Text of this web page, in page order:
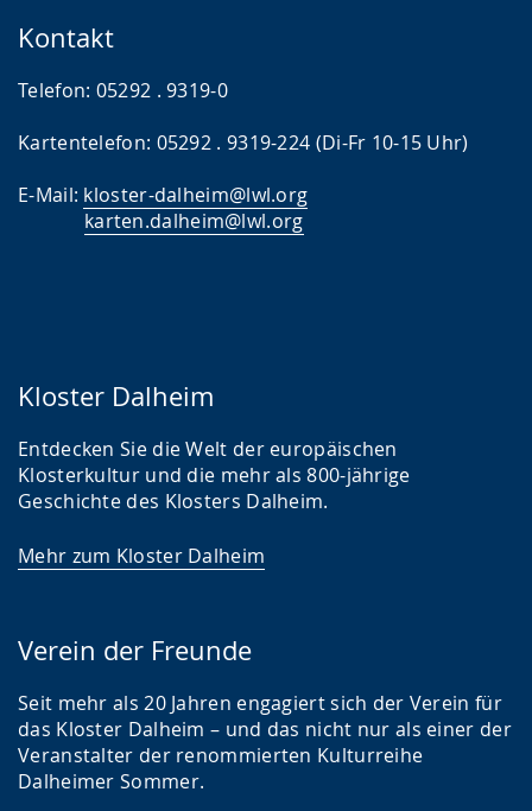
Kontakt
Telefon: 05292 . 9319-0
Kartentelefon: 05292 . 9319-224 (Di-Fr 10-15 Uhr)
E-Mail: kloster-dalheim@lwl.org
karten.dalheim@lwl.org
Kloster Dalheim
Entdecken Sie die Welt der europäischen
Klosterkultur und die mehr als 800-jährige
Geschichte des Klosters Dalheim.
Mehr zum Kloster Dalheim
Verein der Freunde
Seit mehr als 20 Jahren engagiert sich der Verein für
das Kloster Dalheim – und das nicht nur als einer der
Veranstalter der renommierten Kulturreihe
Dalheimer Sommer.